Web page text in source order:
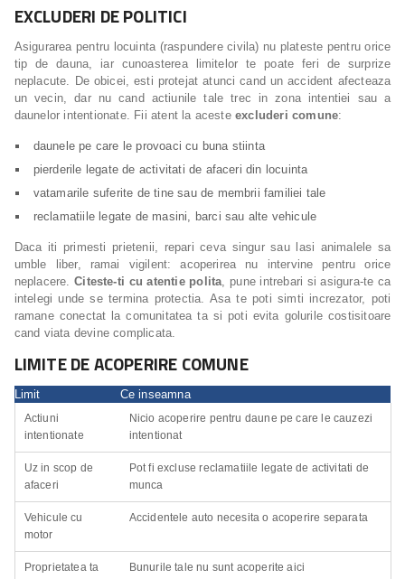
EXCLUDERI DE POLITICI
Asigurarea pentru locuinta (raspundere civila) nu plateste pentru orice
tip de dauna, iar cunoasterea limitelor te poate feri de surprize
neplacute. De obicei, esti protejat atunci cand un accident afecteaza
un vecin, dar nu cand actiunile tale trec in zona intentiei sau a
daunelor intentionate. Fii atent la acesteexcluderi comune:
daunele pe care le provoaci cu buna stiinta
pierderile legate de activitati de afaceri din locuinta
vatamarile suferite de tine sau de membrii familiei tale
reclamatiile legate de masini, barci sau alte vehicule
Daca iti primesti prietenii, repari ceva singur sau lasi animalele sa
umble liber, ramai vigilent: acoperirea nu intervine pentru orice
neplacere.Citeste-ti cu atentie polita, pune intrebari si asigura-te ca
intelegi unde se termina protectia. Asa te poti simti increzator, poti
ramane conectat la comunitatea ta si poti evita golurile costisitoare
cand viata devine complicata.
LIMITE DE ACOPERIRE COMUNE
Limit Ce inseamna
Actiuni
intentionate
Nicio acoperire pentru daune pe care le cauzezi
intentionat
Uz in scop de
afaceri
Pot fi excluse reclamatiile legate de activitati de
munca
Vehicule cu
motor
Accidentele auto necesita o acoperire separata
Proprietatea ta Bunurile tale nu sunt acoperite aici